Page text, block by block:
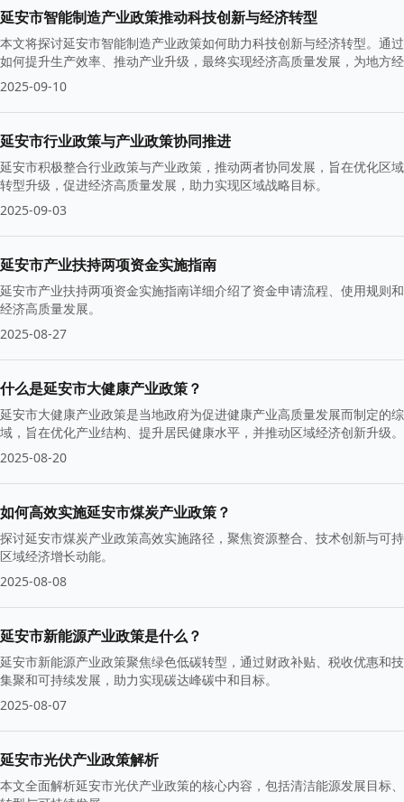
延安市智能制造产业政策推动科技创新与经济转型
本文将探讨延安市智能制造产业政策如何助力科技创新与经济转型。通
如何提升生产效率、推动产业升级，最终实现经济高质量发展，为地方
2025-09-10
延安市行业政策与产业政策协同推进
延安市积极整合行业政策与产业政策，推动两者协同发展，旨在优化区
转型升级，促进经济高质量发展，助力实现区域战略目标。
2025-09-03
延安市产业扶持两项资金实施指南
延安市产业扶持两项资金实施指南详细介绍了资金申请流程、使用规则
经济高质量发展。
2025-08-27
什么是延安市大健康产业政策？
延安市大健康产业政策是当地政府为促进健康产业高质量发展而制定的
域，旨在优化产业结构、提升居民健康水平，并推动区域经济创新升级。
2025-08-20
如何高效实施延安市煤炭产业政策？
探讨延安市煤炭产业政策高效实施路径，聚焦资源整合、技术创新与可
区域经济增长动能。
2025-08-08
延安市新能源产业政策是什么？
延安市新能源产业政策聚焦绿色低碳转型，通过财政补贴、税收优惠和
集聚和可持续发展，助力实现碳达峰碳中和目标。
2025-08-07
延安市光伏产业政策解析
本文全面解析延安市光伏产业政策的核心内容，包括清洁能源发展目标